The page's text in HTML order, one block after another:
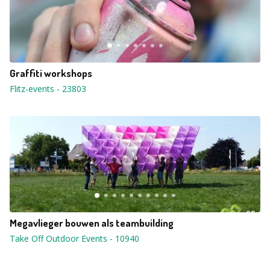
Graffiti workshops
Flitz-events - 23803
Megavlieger bouwen als teambuilding
Take Off Outdoor Events - 10940